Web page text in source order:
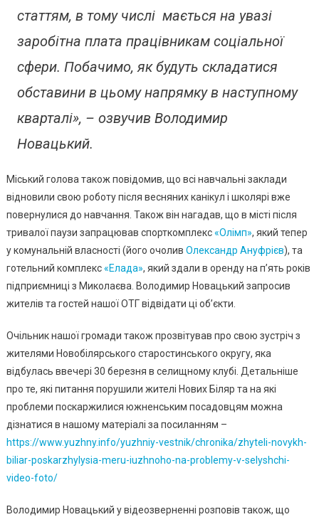
статтям, в тому числі мається на увазі
заробітна плата працівникам соціальної
сфери. Побачимо, як будуть складатися
обставини в цьому напрямку в наступному
кварталі», – озвучив Володимир
Новацький.
Міський голова також повідомив, що всі навчальні заклади
відновили свою роботу після весняних канікул і школярі вже
повернулися до навчання. Також він нагадав, що в місті після
тривалої паузи запрацював спорткомплекс«Олімп», який тепер
у комунальній власності (його очолив Олександр Ануфрієв), та
готельний комплекс«Елада», який здали в оренду на п’ять років
підприємниці з Миколаєва. Володимир Новацький запросив
жителів та гостей нашої ОТГ відвідати ці об’єкти.
Очільник нашої громади також прозвітував про свою зустріч з
жителями Новобілярського старостинського округу, яка
відбулась ввечері 30 березня в селищному клубі. Детальніше
про те, які питання порушили жителі Нових Біляр та на які
проблеми поскаржилися южненським посадовцям можна
дізнатися в нашому матеріалі за посиланням –
https://www.yuzhny.info/yuzhniy-vestnik/chronika/zhyteli-novykh-
biliar-poskarzhylysia-meru-iuzhnoho-na-problemy-v-selyshchi-
video-foto/
Володимир Новацький у відеозверненні розповів також, що